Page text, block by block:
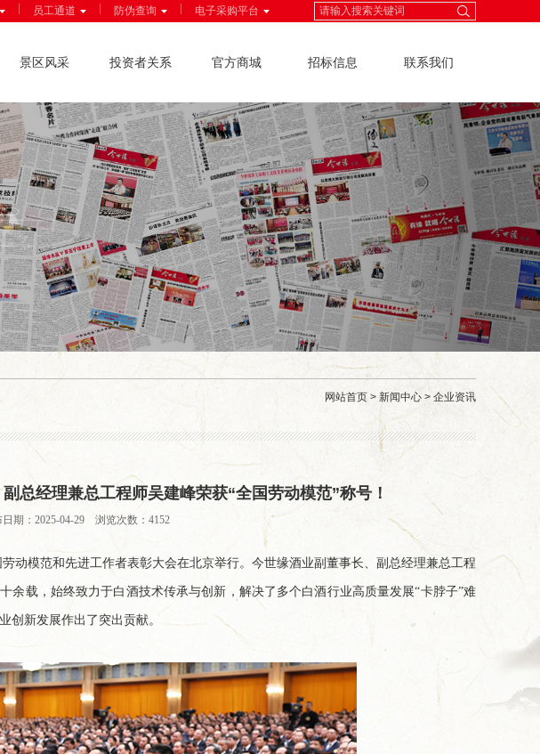
员工通道 防伪查询 电子采购平台
景区风采 投资者关系 官方商城 招标信息 联系我们
网站首页 > 新闻中心 > 企业资讯
总经理兼总工程师吴建峰荣获“全国劳动模范”称号！
日期：2025-04-29 浏览次数：4152
动模范和先进工作者表彰大会在北京举行。今世缘酒业副董事长、副总经理兼总工程
余载，始终致力于白酒技术传承与创新，解决了多个白酒行业高质量发展“卡脖子”难
创新发展作出了突出贡献。